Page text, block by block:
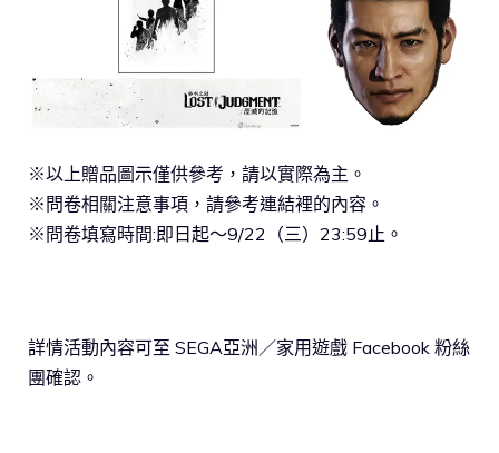
※以上贈品圖示僅供參考，請以實際為主。
※問卷相關注意事項，請參考連結裡的內容。
※問卷填寫時間:即日起～9/22（三）23:59止。
詳情活動內容可至 SEGA亞洲／家用遊戲 Facebook 粉絲
團確認。